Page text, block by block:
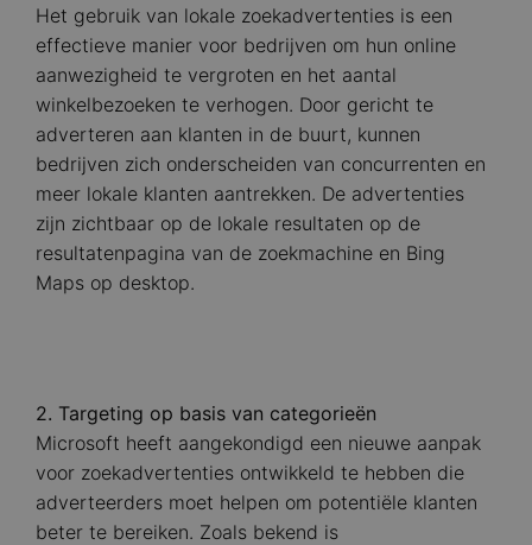
Het gebruik van lokale zoekadvertenties is een
effectieve manier voor bedrijven om hun online
aanwezigheid te vergroten en het aantal
winkelbezoeken te verhogen. Door gericht te
adverteren aan klanten in de buurt, kunnen
bedrijven zich onderscheiden van concurrenten en
meer lokale klanten aantrekken. De advertenties
zijn zichtbaar op de lokale resultaten op de
resultatenpagina van de zoekmachine en Bing
Maps op desktop.
2. Targeting op basis van categorieën
Microsoft heeft aangekondigd een nieuwe aanpak
voor zoekadvertenties ontwikkeld te hebben die
adverteerders moet helpen om potentiële klanten
beter te bereiken. Zoals bekend is